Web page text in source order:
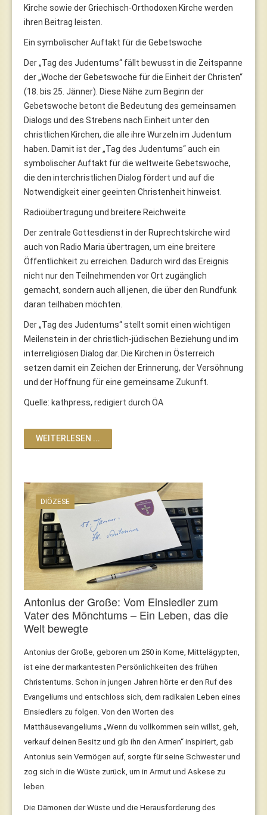
Kirche sowie der Griechisch-Orthodoxen Kirche werden
ihren Beitrag leisten.
Ein symbolischer Auftakt für die Gebetswoche
Der „Tag des Judentums“ fällt bewusst in die Zeitspanne
der „Woche der Gebetswoche für die Einheit der Christen“
(18. bis 25. Jänner). Diese Nähe zum Beginn der
Gebetswoche betont die Bedeutung des gemeinsamen
Dialogs und des Strebens nach Einheit unter den
christlichen Kirchen, die alle ihre Wurzeln im Judentum
haben. Damit ist der „Tag des Judentums“ auch ein
symbolischer Auftakt für die weltweite Gebetswoche,
die den interchristlichen Dialog fördert und auf die
Notwendigkeit einer geeinten Christenheit hinweist.
Radioübertragung und breitere Reichweite
Der zentrale Gottesdienst in der Ruprechtskirche wird
auch von Radio Maria übertragen, um eine breitere
Öffentlichkeit zu erreichen. Dadurch wird das Ereignis
nicht nur den Teilnehmenden vor Ort zugänglich
gemacht, sondern auch all jenen, die über den Rundfunk
daran teilhaben möchten.
Der „Tag des Judentums“ stellt somit einen wichtigen
Meilenstein in der christlich-jüdischen Beziehung und im
interreligiösen Dialog dar. Die Kirchen in Österreich
setzen damit ein Zeichen der Erinnerung, der Versöhnung
und der Hoffnung für eine gemeinsame Zukunft.
Quelle: kathpress, redigiert durch ÖA
WEITERLESEN ...
DIÖZESE
Antonius der Große: Vom Einsiedler zum
Vater des Mönchtums – Ein Leben, das die
Welt bewegte
Antonius der Große, geboren um 250 in Kome, Mittelägypten,
ist eine der markantesten Persönlichkeiten des frühen
Christentums. Schon in jungen Jahren hörte er den Ruf des
Evangeliums und entschloss sich, dem radikalen Leben eines
Einsiedlers zu folgen. Von den Worten des
Matthäusevangeliums „Wenn du vollkommen sein willst, geh,
verkauf deinen Besitz und gib ihn den Armen“ inspiriert, gab
Antonius sein Vermögen auf, sorgte für seine Schwester und
zog sich in die Wüste zurück, um in Armut und Askese zu
leben.
Die Dämonen der Wüste und die Herausforderung des